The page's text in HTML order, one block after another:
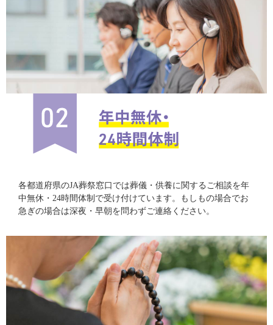
各都道府県のJA葬祭窓口では葬儀・供養に関するご相談を年
中無休・24時間体制で受け付けています。もしもの場合でお
急ぎの場合は深夜・早朝を問わずご連絡ください。